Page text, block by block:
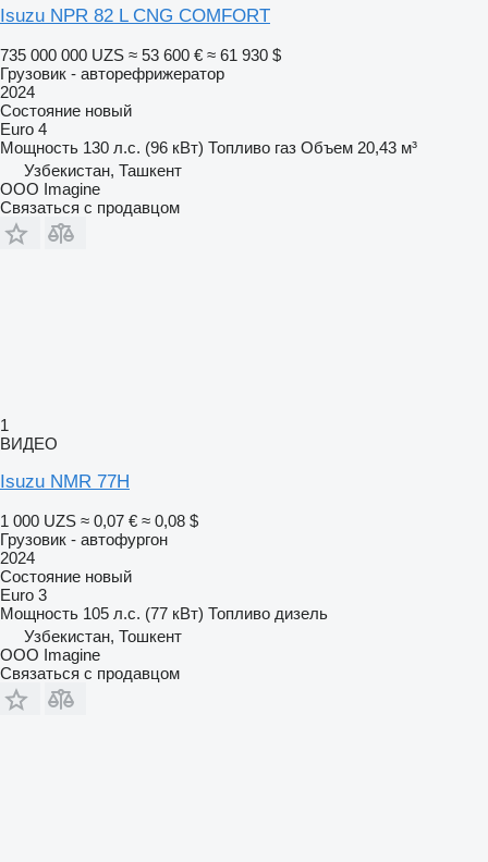
Isuzu NPR 82 L CNG COMFORT
735 000 000 UZS ≈ 53 600 € ≈ 61 930 $
Грузовик - авторефрижератор
2024
Состояние новый
Euro 4
Мощность 130 л.с. (96 кВт) Топливо газ Объем 20,43 м³
Узбекистан, Ташкент
OOO Imagine
Связаться с продавцом
1
ВИДЕО
Isuzu NMR 77H
1 000 UZS ≈ 0,07 € ≈ 0,08 $
Грузовик - автофургон
2024
Состояние новый
Euro 3
Мощность 105 л.с. (77 кВт) Топливо дизель
Узбекистан, Тошкент
OOO Imagine
Связаться с продавцом